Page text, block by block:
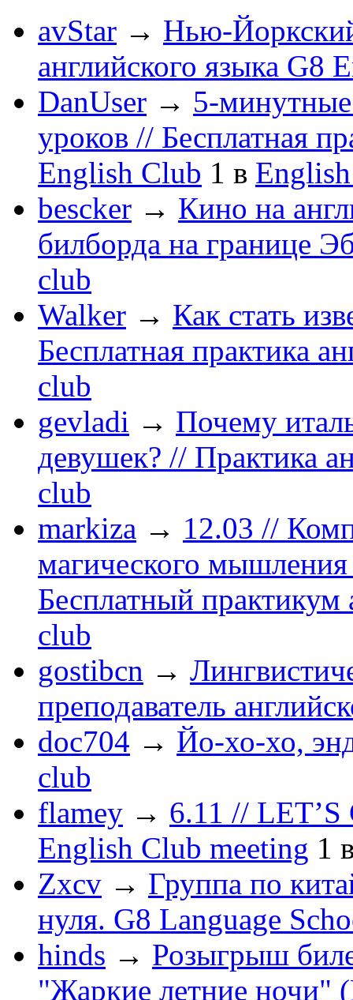
avStar → Нью-
английского языка G8
DanUser → 5-
уроков // Бесплатная
English Club 1 в
bescker → Кино на
билборда на границе
club
Walker → Как стать
Бесплатная практика
club
gevladi → Почему
девушек? // Практика
club
markiza → 12.03 //
магического
Бесплатный практикум
club
gostibcn →
преподаватель
doc704 → Йо-хо-хо,
club
flamey → 6.11 //
English Club meeting 1
Zxcv → Группа по
нуля. G8 Language
hinds → Розыгрыш
"Жаркие летние ночи"